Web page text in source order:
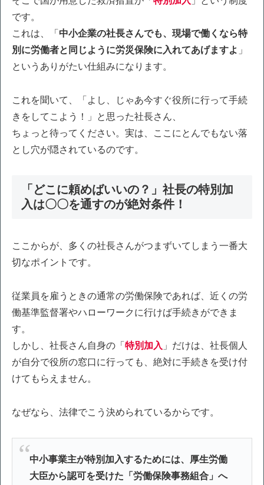
です。
これは、「中小企業の社長さんでも、現場で働くなら特
別に労働者と同じように労災保険に入れてあげますよ 」
というありがたい仕組みになります。
これを聞いて、「よし、じゃあ今すぐ役所に行って手続
きをしてこよう！」と思った社長さん、
ちょっと待ってください。実は、ここにとんでもない落
とし穴が隠されているのです。
「どこに頼めばいいの？」社長の特別加
入は〇〇を通すのが絶対条件！
ここからが、多くの社長さんがつまずいてしまう一番大
切なポイントです。
従業員を雇うときの通常の労働保険であれば、近くの労
働基準監督署やハローワークに行けば手続きができま
す。
しかし、社長さん自身の「特別加入」だけは、社長個人
が自分で役所の窓口に行っても、絶対に手続きを受け付
けてもらえません。
なぜなら、法律でこう決められているからです。
中小事業主が特別加入するためには、厚生労働
大臣から認可を受けた「労働保険事務組合」へ